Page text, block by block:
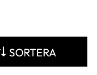
SORTERA